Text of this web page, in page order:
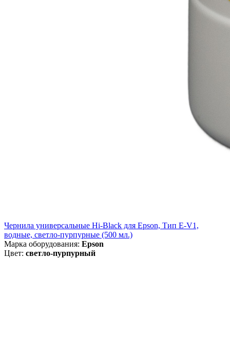
Чернила универсальные Hi-Black для Epson, Тип E-V1,
водные, светло-пурпурные (500 мл.)
Марка оборудования: Epson
Цвет: светло-пурпурный